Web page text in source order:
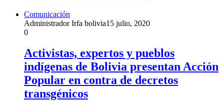
Comunicación
Administrador Irfa bolivia15 julio, 2020
0
Activistas, expertos y pueblos
indígenas de Bolivia presentan Acción
Popular en contra de decretos
transgénicos